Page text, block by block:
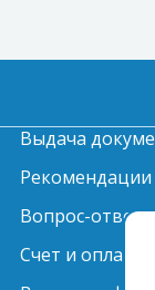
Выдача
Рекомендации
Вопрос-ответ
Счет и оплата